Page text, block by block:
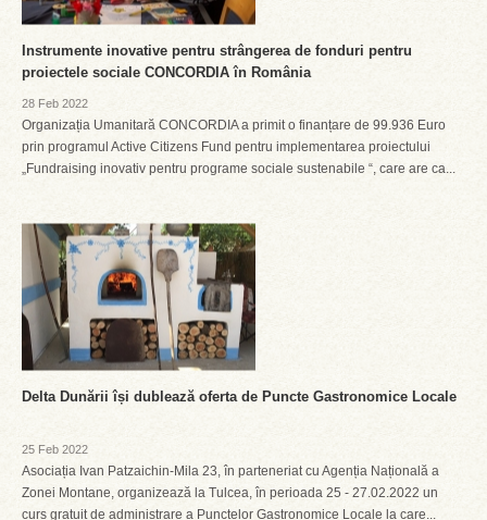
Instrumente inovative pentru strângerea de fonduri pentru
proiectele sociale CONCORDIA în România
28 Feb 2022
Organizația Umanitară CONCORDIA a primit o finanțare de 99.936 Euro
prin programul Active Citizens Fund pentru implementarea proiectului
„Fundraising inovativ pentru programe sociale sustenabile “, care are ca...
Delta Dunării își dublează oferta de Puncte Gastronomice Locale
25 Feb 2022
Asociația Ivan Patzaichin-Mila 23, în parteneriat cu Agenția Națională a
Zonei Montane, organizează la Tulcea, în perioada 25 - 27.02.2022 un
curs gratuit de administrare a Punctelor Gastronomice Locale la care...